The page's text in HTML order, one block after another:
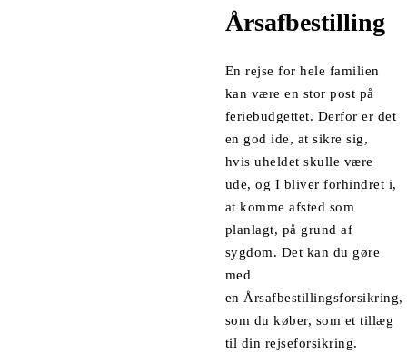
Årsafbestilling
En rejse for hele familien
kan være en stor post på
feriebudgettet. Derfor er det
en god ide, at sikre sig,
hvis uheldet skulle være
ude, og I bliver forhindret i,
at komme afsted som
planlagt, på grund af
sygdom. Det kan du gøre
med
en Årsafbestillingsforsikring,
som du køber, som et tillæg
til din rejseforsikring.